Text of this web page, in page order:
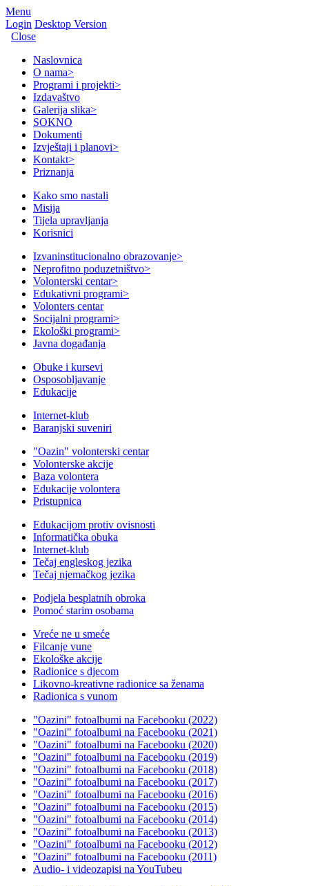
Menu
Login Desktop Version
Close
Naslovnica
O nama>
Programi i projekti>
Izdavaštvo
Galerija slika>
SOKNO
Dokumenti
Izvještaji i planovi>
Kontakt>
Priznanja
Kako smo nastali
Misija
Tijela upravljanja
Korisnici
Izvaninstitucionalno obrazovanje>
Neprofitno poduzetništvo>
Volonterski centar>
Edukativni programi>
Volonters centar
Socijalni programi>
Ekološki programi>
Javna događanja
Obuke i kursevi
Osposobljavanje
Edukacije
Internet-klub
Baranjski suveniri
"Oazin" volonterski centar
Volonterske akcije
Baza volontera
Edukacije volontera
Pristupnica
Edukacijom protiv ovisnosti
Informatička obuka
Internet-klub
Tečaj engleskog jezika
Tečaj njemačkog jezika
Podjela besplatnih obroka
Pomoć starim osobama
Vreće ne u smeće
Filcanje vune
Ekološke akcije
Radionice s djecom
Likovno-kreativne radionice sa ženama
Radionica s vunom
"Oazini" fotoalbumi na Facebooku (2022)
"Oazini" fotoalbumi na Facebooku (2021)
"Oazini" fotoalbumi na Facebooku (2020)
"Oazini" fotoalbumi na Facebooku (2019)
"Oazini" fotoalbumi na Facebooku (2018)
"Oazini" fotoalbumi na Facebooku (2017)
"Oazini" fotoalbumi na Facebooku (2016)
"Oazini" fotoalbumi na Facebooku (2015)
"Oazini" fotoalbumi na Facebooku (2014)
"Oazini" fotoalbumi na Facebooku (2013)
"Oazini" fotoalbumi na Facebooku (2012)
"Oazini" fotoalbumi na Facebooku (2011)
Audio- i videozapisi na YouTubeu